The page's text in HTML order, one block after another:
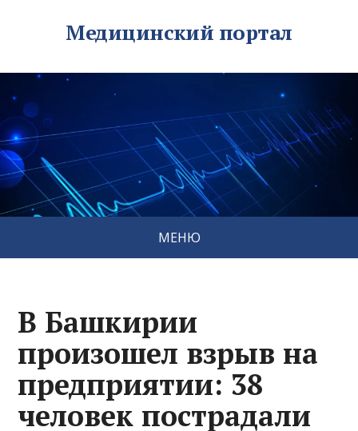
Медицинский портал
МЕНЮ
В Башкирии
произошел взрыв на
предприятии: 38
человек пострадали